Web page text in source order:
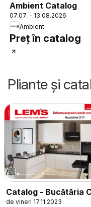
Ambient Catalog
07.07. - 13.08.2026
Ambient
Preț în catalog
Pliante și
Catalog - Bucătăria
de vineri 17.11.2023